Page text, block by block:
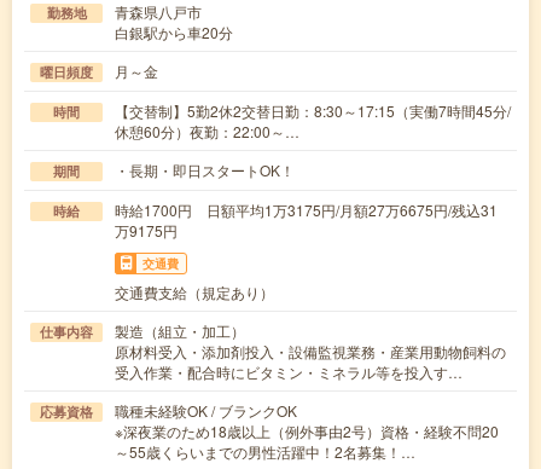
勤務地
青森県八戸市
白銀駅から車20分
曜日頻度 月～金
時間
【交替制】5勤2休2交替日勤：8:30～17:15（実働7時間45分/
休憩60分）夜勤：22:00～…
期間 ・長期・即日スタートOK！
時給
時給1700円 日額平均1万3175円/月額27万6675円/残込31
万9175円
交通費
交通費支給（規定あり）
仕事内容
製造（組立・加工）
原材料受入・添加剤投入・設備監視業務・産業用動物飼料の
受入作業・配合時にビタミン・ミネラル等を投入す…
応募資格
職種未経験OK / ブランクOK
※深夜業のため18歳以上（例外事由2号）資格・経験不問20
～55歳くらいまでの男性活躍中！2名募集！…